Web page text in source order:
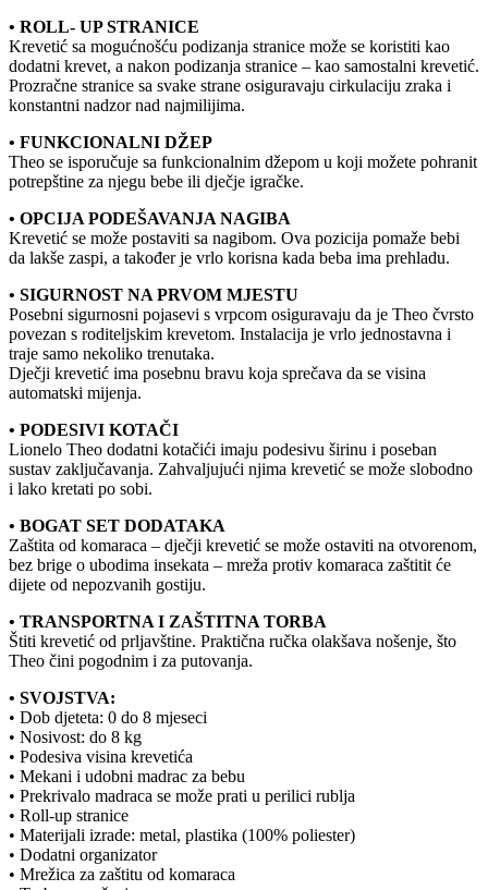
• ROLL- UP STRANICE
Krevetić sa mogućnošću podizanja stranice može se koristiti kao
dodatni krevet, a nakon podizanja stranice – kao samostalni krevetić.
Prozračne stranice sa svake strane osiguravaju cirkulaciju zraka i
konstantni nadzor nad najmilijima.
• FUNKCIONALNI DŽEP
Theo se isporučuje sa funkcionalnim džepom u koji možete pohranit
potrepštine za njegu bebe ili dječje igračke.
• OPCIJA PODEŠAVANJA NAGIBA
Krevetić se može postaviti sa nagibom. Ova pozicija pomaže bebi
da lakše zaspi, a također je vrlo korisna kada beba ima prehladu.
• SIGURNOST NA PRVOM MJESTU
Posebni sigurnosni pojasevi s vrpcom osiguravaju da je Theo čvrsto
povezan s roditeljskim krevetom. Instalacija je vrlo jednostavna i
traje samo nekoliko trenutaka.
Dječji krevetić ima posebnu bravu koja sprečava da se visina
automatski mijenja.
• PODESIVI KOTAČI
Lionelo Theo dodatni kotačići imaju podesivu širinu i poseban
sustav zaključavanja. Zahvaljujući njima krevetić se može slobodno
i lako kretati po sobi.
• BOGAT SET DODATAKA
Zaštita od komaraca – dječji krevetić se može ostaviti na otvorenom,
bez brige o ubodima insekata – mreža protiv komaraca zaštitit će
dijete od nepozvanih gostiju.
• TRANSPORTNA I ZAŠTITNA TORBA
Štiti krevetić od prljavštine. Praktična ručka olakšava nošenje, što
Theo čini pogodnim i za putovanja.
• SVOJSTVA:
• Dob djeteta: 0 do 8 mjeseci
• Nosivost: do 8 kg
• Podesiva visina krevetića
• Mekani i udobni madrac za bebu
• Prekrivalo madraca se može prati u perilici rublja
• Roll-up stranice
• Materijali izrade: metal, plastika (100% poliester)
• Dodatni organizator
• Mrežica za zaštitu od komaraca